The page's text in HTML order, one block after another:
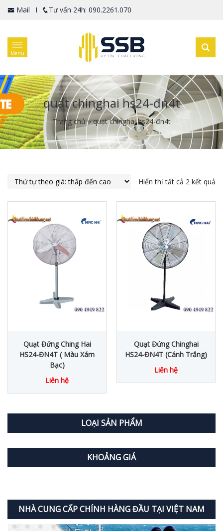
Mail Tư vấn 24h: 090.2261.070
Menu
quạt chinghai hs24-đn4t
Trang chủ»quạt chinghai hs24-đn4t
Hiển thị tất cả 2 kết quả
Quạt Đứng Ching Hai
HS24-ĐN4T ( Màu Xám
Bạc)
Liên hệ
Quạt Đứng Chinghai
HS24-ĐN4T (Cánh Trắng)
Liên hệ
LOẠI SẢN PHẨM
KHOẢNG GIÁ
NHÀ CUNG CẤP CHÍNH HÀNG ĐẦU TẠI VIỆT NAM